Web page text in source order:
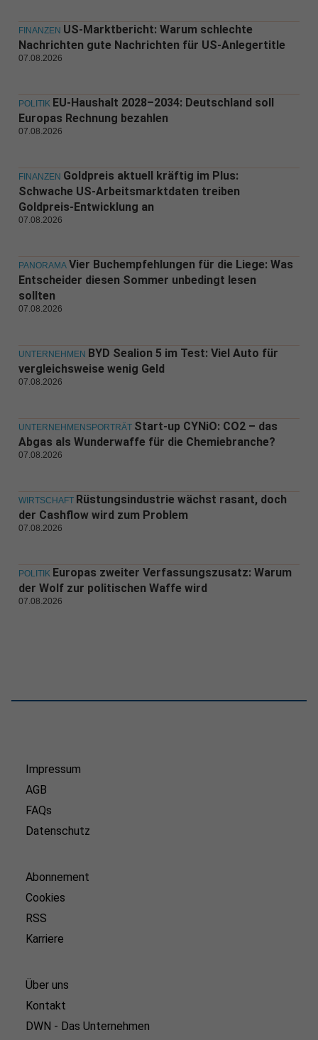
FINANZEN US-Marktbericht: Warum schlechte
Nachrichten gute Nachrichten für US-Anlegertitle
07.08.2026
POLITIK EU-Haushalt 2028–2034: Deutschland soll
Europas Rechnung bezahlen
07.08.2026
FINANZEN Goldpreis aktuell kräftig im Plus:
Schwache US-Arbeitsmarktdaten treiben
Goldpreis-Entwicklung an
07.08.2026
PANORAMA Vier Buchempfehlungen für die Liege: Was
Entscheider diesen Sommer unbedingt lesen
sollten
07.08.2026
UNTERNEHMEN BYD Sealion 5 im Test: Viel Auto für
vergleichsweise wenig Geld
07.08.2026
UNTERNEHMENSPORTRÄT Start-up CYNiO: CO2 – das
Abgas als Wunderwaffe für die Chemiebranche?
07.08.2026
WIRTSCHAFT Rüstungsindustrie wächst rasant, doch
der Cashflow wird zum Problem
07.08.2026
POLITIK Europas zweiter Verfassungszusatz: Warum
der Wolf zur politischen Waffe wird
07.08.2026
Impressum
AGB
FAQs
Datenschutz
Abonnement
Cookies
RSS
Karriere
Über uns
Kontakt
DWN - Das Unternehmen